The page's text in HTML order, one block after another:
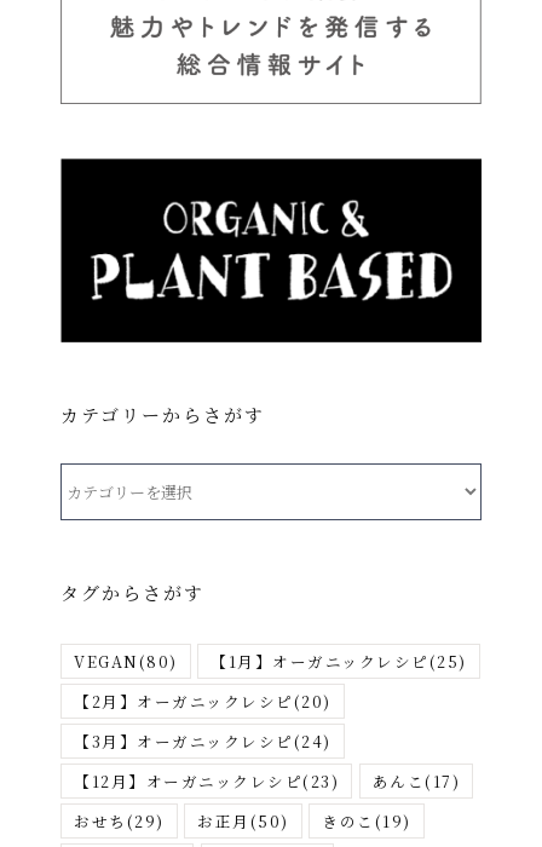
カテゴリーからさがす
ー
ら
が
す
タグからさがす
VEGAN(80) 【1月】オーガニックレシピ(25)
【2月】オーガニックレシピ(20)
【3月】オーガニックレシピ(24)
【12月】オーガニックレシピ(23) あんこ(17)
おせち (29) お正月 (50) きのこ (19)